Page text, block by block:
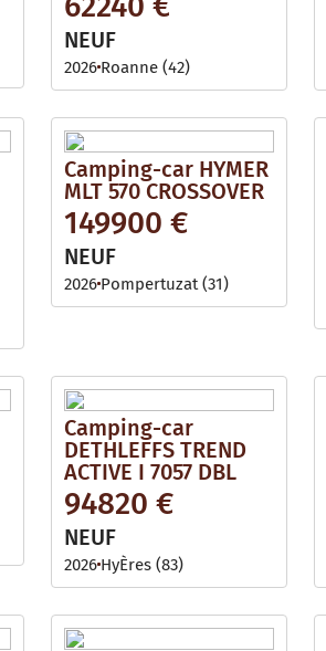
NEUF
2026 Roanne (42)
Camping-car HYMER
MLT 570 CROSSOVER
149900 €
NEUF
2026 Pompertuzat (31)
Camping-car
DETHLEFFS TREND
ACTIVE I 7057 DBL
94820 €
NEUF
2026 HyÈres (83)